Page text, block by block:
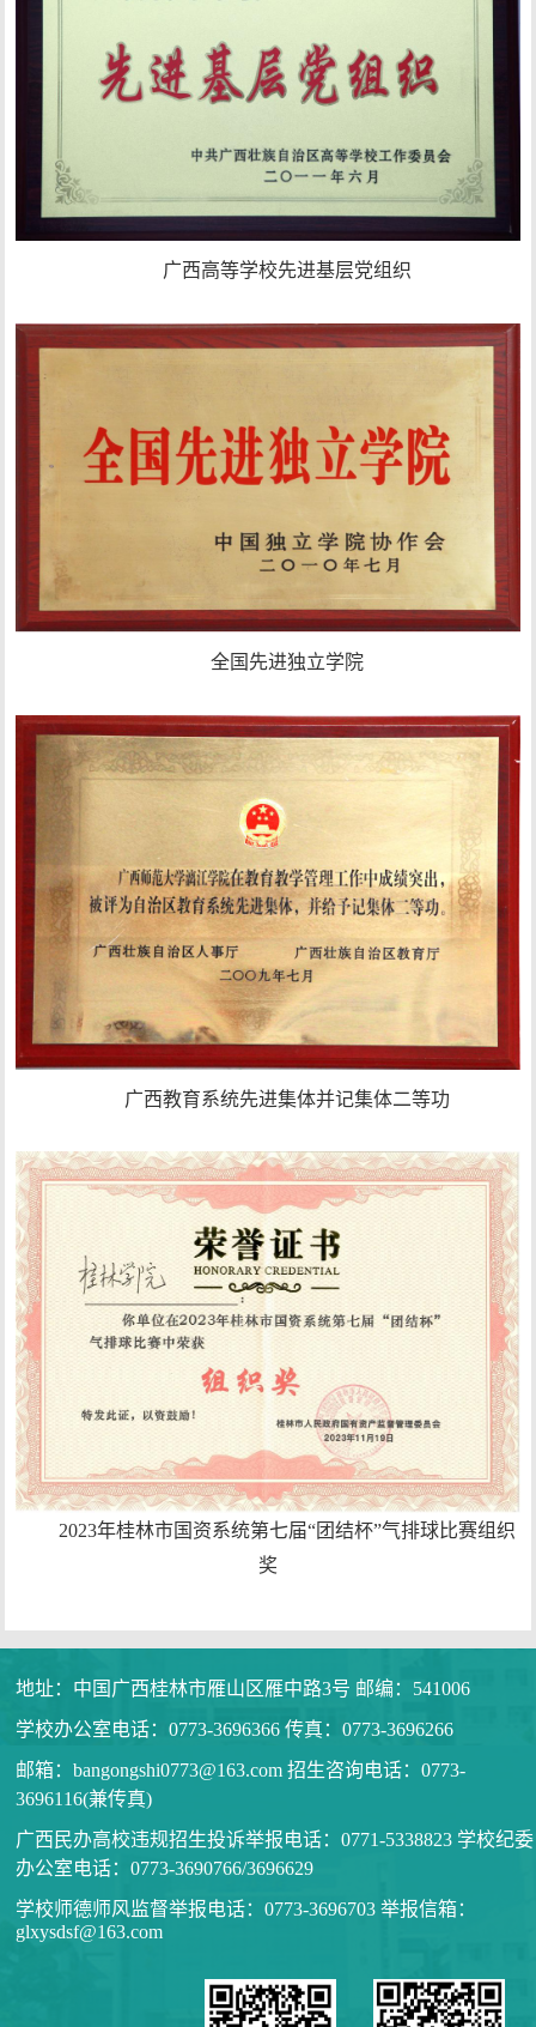
广西高等学校先进基层党组织
全国先进独立学院
广西教育系统先进集体并记集体二等功
2023年桂林市国资系统第七届“团结杯”气排球比赛组织
奖
地址：中国广西桂林市雁山区雁中路3号 邮编：541006
学校办公室电话：0773-3696366 传真：0773-3696266
邮箱：bangongshi0773@163.com 招生咨询电话：0773-
3696116(兼传真)
广西民办高校违规招生投诉举报电话：0771-5338823 学校纪委
办公室电话：0773-3690766/3696629
学校师德师风监督举报电话：0773-3696703 举报信箱：
glxysdsf@163.com